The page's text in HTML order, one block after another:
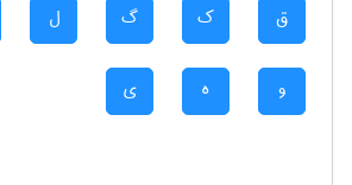
ق ک گ ل
و ه ی